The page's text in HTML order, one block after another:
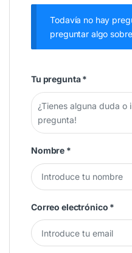
Todavía no hay
preguntar algo
Tu pregunta*
Nombre *
Correo electrónico *